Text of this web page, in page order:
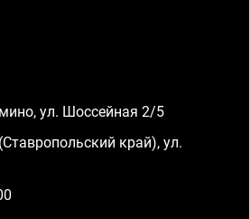
ул. Шоссейная 2/5
край), ул.